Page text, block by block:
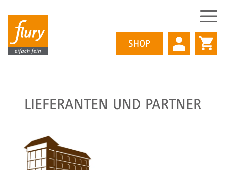
zum
SHOP
LIEFERANTEN UND PARTNER